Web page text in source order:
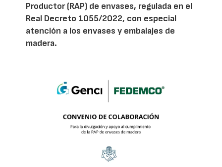
Productor (RAP) de envases, regulada en el
Real Decreto 1055/2022, con especial
atención a los envases y embalajes de
madera.